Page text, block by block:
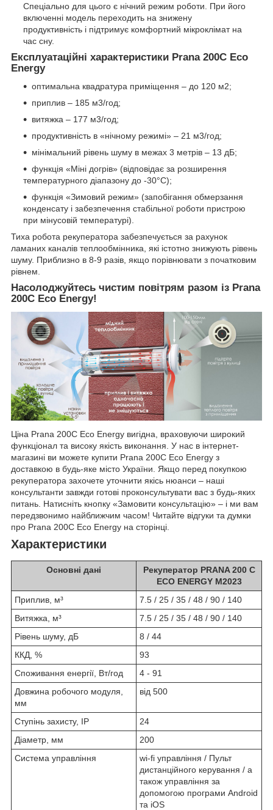
Спеціально для цього є нічний режим роботи. При його
включенні модель переходить на знижену
продуктивність і підтримує комфортний мікроклімат на
час сну.
Експлуатаційні характеристики Prana 200C Eco
Energy
оптимальна квадратура приміщення – до 120 м2;
приплив – 185 м3/год;
витяжка – 177 м3/год;
продуктивність в «нічному режимі» – 21 м3/год;
мінімальний рівень шуму в межах 3 метрів – 13 дБ;
функція «Міні догрів» (відповідає за розширення
температурного діапазону до -30°C);
функція «Зимовий режим» (запобігання обмерзання
конденсату і забезпечення стабільної роботи пристрою
при мінусовій температурі).
Тиха робота рекуператора забезпечується за рахунок
ламаних каналів теплообмінника, які істотно знижують рівень
шуму. Приблизно в 8-9 разів, якщо порівнювати з початковим
рівнем.
Насолоджуйтесь чистим повітрям разом із Prana
200C Eco Energy!
Ціна Prana 200C Eco Energy вигідна, враховуючи широкий
функціонал та високу якість виконання. У нас в інтернет-
магазині ви можете купити Prana 200C Eco Energy з
доставкою в будь-яке місто України. Якщо перед покупкою
рекуператора захочете уточнити якісь нюанси – наші
консультанти завжди готові проконсультувати вас з будь-яких
питань. Натисніть кнопку «Замовити консультацію» – і ми вам
передзвонимо найближчим часом! Читайте відгуки та думки
про Prana 200C Eco Energy на сторінці.
Характеристики
Основні дані
Рекуператор PRANA 200 C
ECO ENERGY M2023
Приплив, м³
7.5 / 25 / 35 / 48 / 90 / 140
Витяжка, м³
7.5 / 25 / 35 / 48 / 90 / 140
Рівень шуму, дБ
8 / 44
ККД, %
93
Споживання енергії, Вт/год
4 - 91
Довжина робочого модуля,
мм
від 500
Ступінь захисту, IP
24
Діаметр, мм
200
Система управління
wi-fi управління / Пульт
дистанційного керування / а
також управління за
допомогою програми Android
та iOS